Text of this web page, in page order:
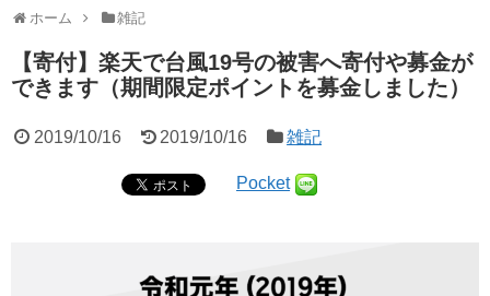
ホーム 雑記
【寄付】楽天で台風19号の被害へ寄付や募金が
できます（期間限定ポイントを募金しました）
2019/10/16 2019/10/16 雑記
Pocket